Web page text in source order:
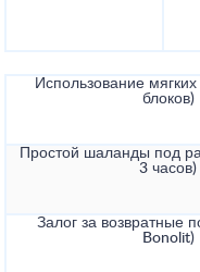
Использование
блоков)
Простой шаланды под
3 часов)
Залог за возвратные
Bonolit)